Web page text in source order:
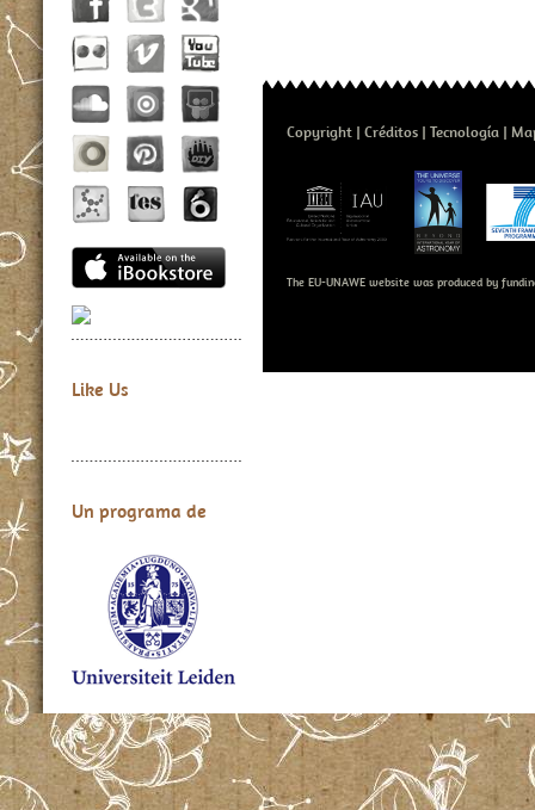
Like Us
Un programa de
Copyright Créditos Tecnología
The EU-UNAWE website was produced by